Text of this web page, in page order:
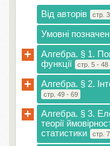
Від авторів стр.
Умовні
+
Алгебра. § 1.
функції
стр. 5 - 48
+ Алгебра. § 2.
стр. 49 - 69
+
Алгебра. § 3.
теорії
статистики
стр.